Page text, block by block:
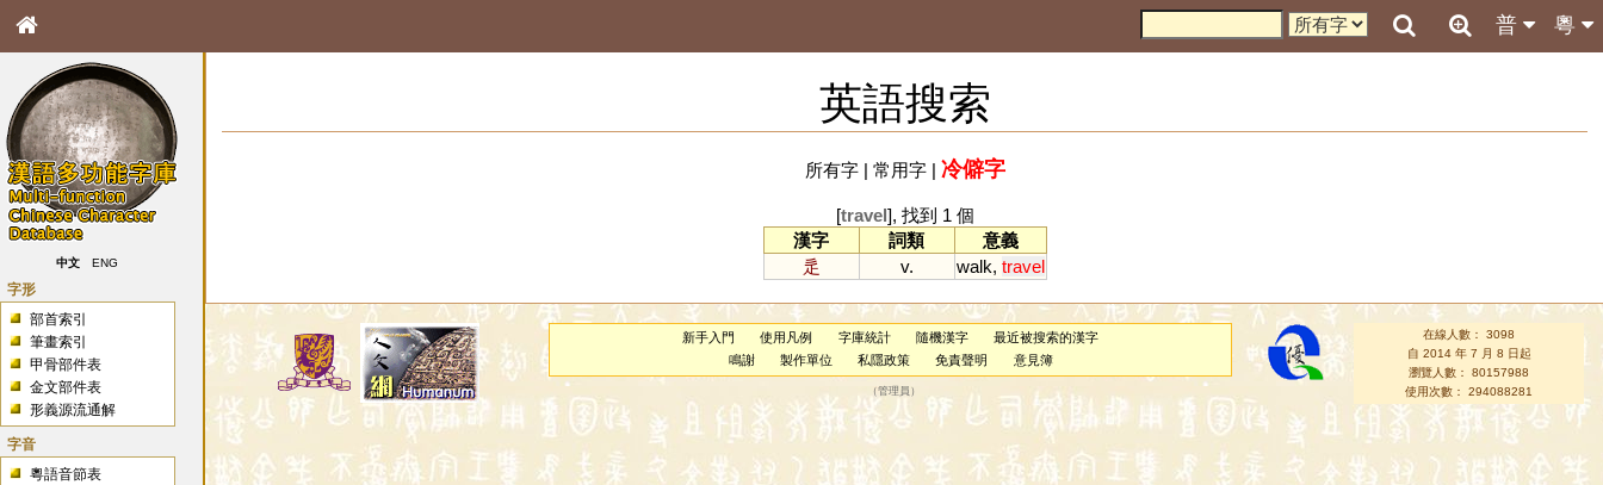
粵
普
中文 ENG
字形
部首索引
筆畫索引
甲骨部件表
金文部件表
形義源流通解
字音
粵語音節表
英語搜索
所有字| 常用字| 冷僻字
[travel], 找到 1 個
漢字
詞類
意義
辵
v. walk, travel
新手入門 使用凡例 字庫統計 隨機漢字
最近被搜索的漢字
鳴謝
製作單位 私隱政策 免責聲明 意見簿
（管理員 ）
在線人數： 3098
自 2014 年 7 月 8 日起
瀏覽人數： 80157988
使用次數： 294088281